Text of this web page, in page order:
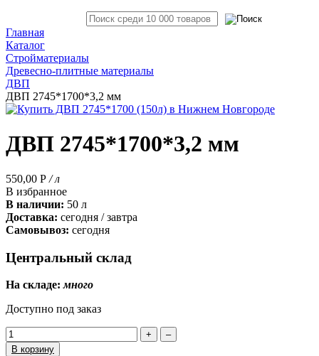
Главная
Каталог
Стройматериалы
Древесно-плитные материалы
ДВП
ДВП 2745*1700*3,2 мм
ДВП 2745*1700*3,2 мм
550,00 Р / л
В избранное
В наличии: 50 л
Доставка: сегодня / завтра
Самовывоз: сегодня
Центральный склад
На складе:много
Доступно под заказ
+
–
В корзину